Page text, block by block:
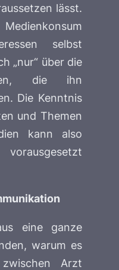
lässt.
selbst
„nur“ über die
die ihn
Die Kenntnis
und Themen
kann also
eine ganze
warum es
Arzt